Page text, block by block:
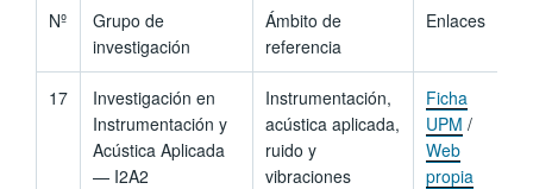
Nº
Grupo de
investigación
Ámbito de
referencia
Enlaces
17
Investigación en
Instrumentación y
Acústica Aplicada
— I2A2
Instrumentación,
acústica aplicada,
ruido y
vibraciones
Ficha
UPM /
Web
propia